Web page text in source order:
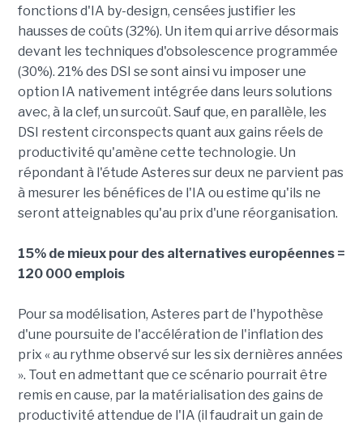
fonctions d'IA by-design, censées justifier les
hausses de coûts (32%). Un item qui arrive désormais
devant les techniques d'obsolescence programmée
(30%). 21% des DSI se sont ainsi vu imposer une
option IA nativement intégrée dans leurs solutions
avec, à la clef, un surcoût. Sauf que, en parallèle, les
DSI restent circonspects quant aux gains réels de
productivité qu'amène cette technologie. Un
répondant à l'étude Asteres sur deux ne parvient pas
à mesurer les bénéfices de l'IA ou estime qu'ils ne
seront atteignables qu'au prix d'une réorganisation.
15% de mieux pour des alternatives européennes =
120 000 emplois
Pour sa modélisation, Asteres part de l'hypothèse
d'une poursuite de l'accélération de l'inflation des
prix « au rythme observé sur les six dernières années
». Tout en admettant que ce scénario pourrait être
remis en cause, par la matérialisation des gains de
productivité attendue de l'IA (il faudrait un gain de